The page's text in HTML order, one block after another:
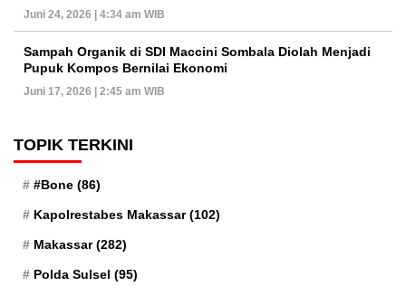
Juni 24, 2026 | 4:34 am WIB
Sampah Organik di SDI Maccini Sombala Diolah Menjadi
Pupuk Kompos Bernilai Ekonomi
Juni 17, 2026 | 2:45 am WIB
TOPIK TERKINI
#Bone (86)
Kapolrestabes Makassar(102)
Makassar(282)
Polda Sulsel (95)